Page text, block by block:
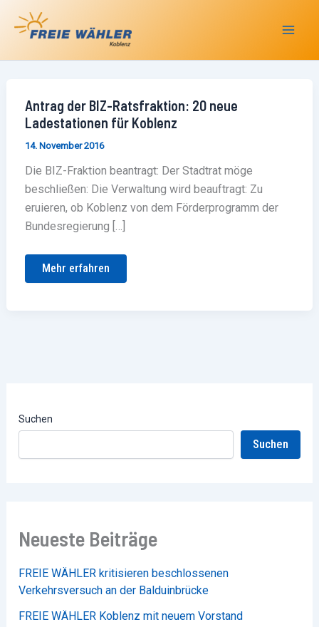
Inhalt
Antrag der BIZ-Ratsfraktion: 20 neue
Ladestationen für Koblenz
14. November 2016
Die BIZ-Fraktion beantragt: Der Stadtrat möge
beschließen: Die Verwaltung wird beauftragt: Zu
eruieren, ob Koblenz von dem Förderprogramm der
Bundesregierung […]
Antrag
der
BIZ-
20
Ladestationen
für
Koblenz
Mehr erfahren
Suchen
Suchen
Neueste Beiträge
FREIE WÄHLER kritisieren beschlossenen
Verkehrsversuch an der Balduinbrücke
FREIE WÄHLER Koblenz mit neuem Vorstand